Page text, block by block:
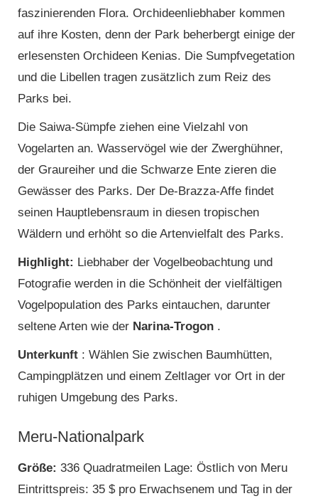
faszinierenden Flora. Orchideenliebhaber kommen
auf ihre Kosten, denn der Park beherbergt einige der
erlesensten Orchideen Kenias. Die Sumpfvegetation
und die Libellen tragen zusätzlich zum Reiz des
Parks bei.
Die Saiwa-Sümpfe ziehen eine Vielzahl von
Vogelarten an. Wasservögel wie der Zwerghühner,
der Graureiher und die Schwarze Ente zieren die
Gewässer des Parks. Der De-Brazza-Affe findet
seinen Hauptlebensraum in diesen tropischen
Wäldern und erhöht so die Artenvielfalt des Parks.
Highlight: Liebhaber der Vogelbeobachtung und
Fotografie werden in die Schönheit der vielfältigen
Vogelpopulation des Parks eintauchen, darunter
seltene Arten wie der Narina-Trogon .
Unterkunft : Wählen Sie zwischen Baumhütten,
Campingplätzen und einem Zeltlager vor Ort in der
ruhigen Umgebung des Parks.
Meru-Nationalpark
Größe: 336 Quadratmeilen Lage: Östlich von Meru
Eintrittspreis: 35 $ pro Erwachsenem und Tag in der